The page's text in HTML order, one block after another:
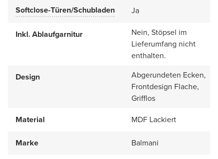
Softclose-Türen/Schubladen Ja
Inkl. Ablaufgarnitur
Nein, Stöpsel im
Lieferumfang nicht
enthalten.
Design
Abgerundeten Ecken,
Frontdesign Flache,
Grifflos
Material
MDF Lackiert
Marke Balmani